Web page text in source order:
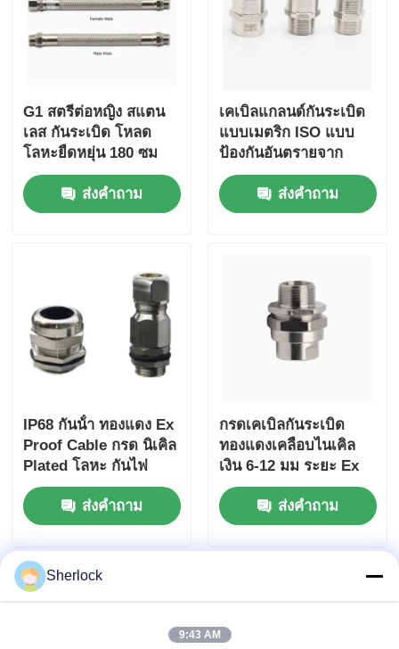
G1 สตรีต่อหญิง สแตน
เลส กันระเบิด โหลด
โลหะยืดหยุ่น 180 ซม
ส่งคำถาม
เคเบิลแกลนด์กันระเบิด
แบบเมตริก ISO แบบ
ป้องกันอันตรายจาก
ประกายไฟพร้อมซีลยาง
ส่งคำถาม
IP68 กันน้ํา ทองแดง Ex
Proof Cable กรด นิเคิล
Plated โลหะ กันไฟ
ส่งคำถาม
กรดเคเบิลกันระเบิด
ทองแดงเคลือบไนเคิล
เงิน 6-12 มม ระยะ Ex
db IIC T6 Gb IP66
ส่งคำถาม
Sherlock
9:43 AM